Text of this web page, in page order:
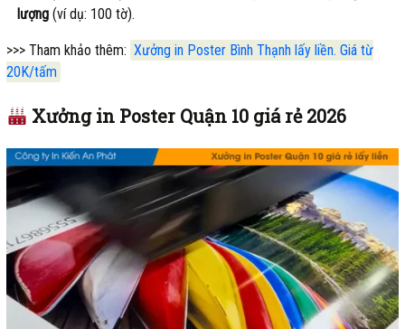
lượng (ví dụ: 100 tờ).
>>> Tham khảo thêm: Xưởng in Poster Bình Thạnh lấy liền. Giá từ
20K/tấm
Xưởng in Poster Quận 10 giá rẻ 2026